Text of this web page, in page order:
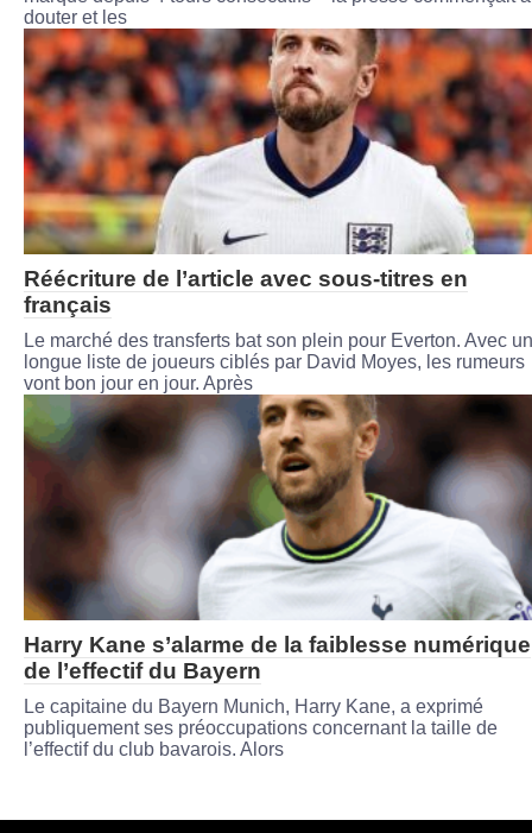
douter et les
Réécriture de l’article avec sous-titres en
français
Le marché des transferts bat son plein pour Everton. Avec
longue liste de joueurs ciblés par David Moyes, les rumeurs
vont bon jour en jour. Après
Harry Kane s’alarme de la faiblesse numérique
de l’effectif du Bayern
Le capitaine du Bayern Munich, Harry Kane, a exprimé
publiquement ses préoccupations concernant la taille de
l’effectif du club bavarois. Alors